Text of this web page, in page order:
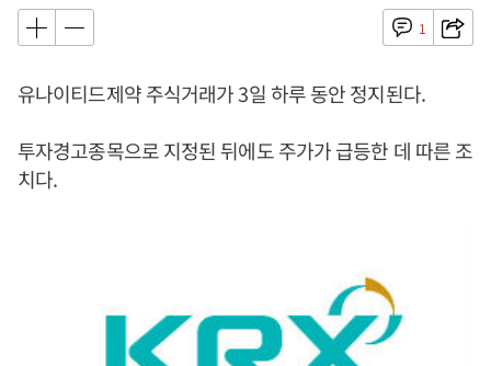
1
유나이티드제약 주식거래가 3일 하루 동안 정지된다.
투자경고종목으로 지정된 뒤에도 주가가 급등한 데 따른 조
치다.